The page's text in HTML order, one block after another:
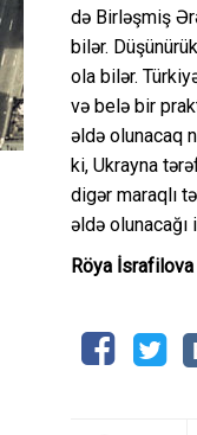
də Birləşmiş
bilər.
ola bilər.
və belə bir
əldə olunacaq
ki, Ukrayna
digər maraqlı
əldə olunacağı
Röya İsrafilova